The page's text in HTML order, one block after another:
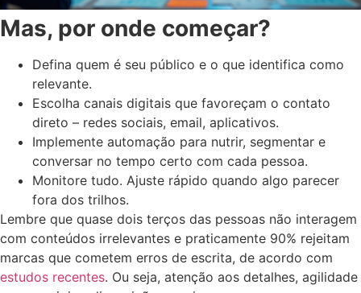
Mas, por onde começar?
Defina quem é seu público e o que identifica como
relevante.
Escolha canais digitais que favoreçam o contato
direto – redes sociais, email, aplicativos.
Implemente automação para nutrir, segmentar e
conversar no tempo certo com cada pessoa.
Monitore tudo. Ajuste rápido quando algo parecer
fora dos trilhos.
Lembre que quase dois terços das pessoas não interagem
com conteúdos irrelevantes e praticamente 90% rejeitam
marcas que cometem erros de escrita, de acordo com
estudos recentes. Ou seja, atenção aos detalhes, agilidade